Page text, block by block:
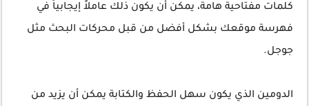
كلمات مفتاحية هامة، يمكن أن يكون ذلك عاملاً إيجابياً في
فهرسة موقعك بشكل أفضل من قبل محركات البحث مثل
جوجل.
الدومين الذي يكون سهل الحفظ والكتابة يمكن أن يزيد من